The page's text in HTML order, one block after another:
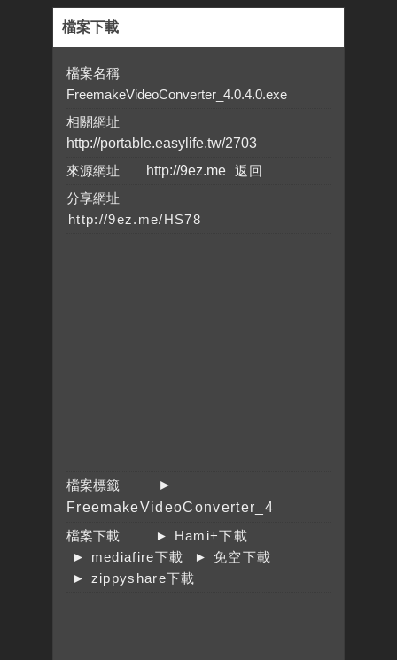
檔案下載
檔案名稱
FreemakeVideoConverter_4.0.4.0.exe
相關網址
http://portable.easylife.tw/2703
來源網址
http://9ez.me
分享網址
檔案標籤
►
FreemakeVideoConverter_4
檔案下載